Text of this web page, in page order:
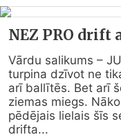
NEZ PRO
Vārdu salikums –
turpina dzīvot ne
arī ballītēs. Bet arī
ziemas miegs.
pēdējais lielais šīs
drifta...